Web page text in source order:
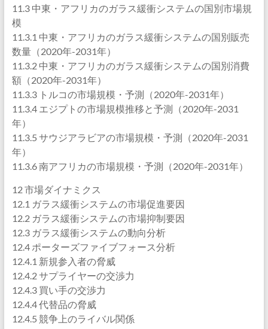
11.3 中東・アフリカのガラス緩衝システムの国別市場規
模
11.3.1 中東・アフリカのガラス緩衝システムの国別販売
数量（2020年-2031年）
11.3.2 中東・アフリカのガラス緩衝システムの国別消費
額（2020年-2031年）
11.3.3 トルコの市場規模・予測（2020年-2031年）
11.3.4 エジプトの市場規模推移と予測（2020年-2031
年）
11.3.5 サウジアラビアの市場規模・予測（2020年-2031
年）
11.3.6 南アフリカの市場規模・予測（2020年-2031年）
12 市場ダイナミクス
12.1 ガラス緩衝システムの市場促進要因
12.2 ガラス緩衝システムの市場抑制要因
12.3 ガラス緩衝システムの動向分析
12.4 ポーターズファイブフォース分析
12.4.1 新規参入者の脅威
12.4.2 サプライヤーの交渉力
12.4.3 買い手の交渉力
12.4.4 代替品の脅威
12.4.5 競争上のライバル関係